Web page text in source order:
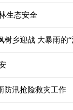
生态安全
乡迎战 大暴雨的“
防汛抢险救灾工作